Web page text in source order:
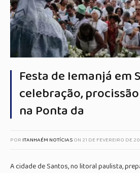
Festa de Iemanjá em
celebração,
na Ponta da
POR ITANHAÉM NOTÍCIASON21 DE FEVEREIRO DE
A cidade de Santos, no litoral paulista,